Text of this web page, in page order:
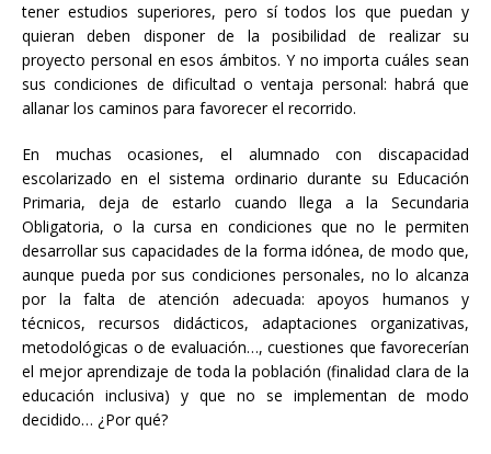
tener estudios superiores, pero sí todos los que puedan y
quieran deben disponer de la posibilidad de realizar su
proyecto personal en esos ámbitos. Y no importa cuáles sean
sus condiciones de dificultad o ventaja personal: habrá que
allanar los caminos para favorecer el recorrido.
En muchas ocasiones, el alumnado con discapacidad
escolarizado en el sistema ordinario durante su Educación
Primaria, deja de estarlo cuando llega a la Secundaria
Obligatoria, o la cursa en condiciones que no le permiten
desarrollar sus capacidades de la forma idónea, de modo que,
aunque pueda por sus condiciones personales, no lo alcanza
por la falta de atención adecuada: apoyos humanos y
técnicos, recursos didácticos, adaptaciones organizativas,
metodológicas o de evaluación…, cuestiones que favorecerían
el mejor aprendizaje de toda la población (finalidad clara de la
educación inclusiva) y que no se implementan de modo
decidido… ¿Por qué?